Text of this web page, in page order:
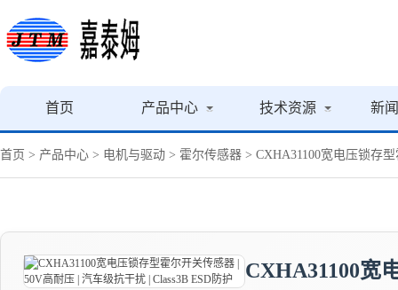
首页 产品中心 技术资源 新
首页 > 产品中心 > 电机与驱动 > 霍尔传感器 > CXHA31100宽电压锁存
CXHA31100宽